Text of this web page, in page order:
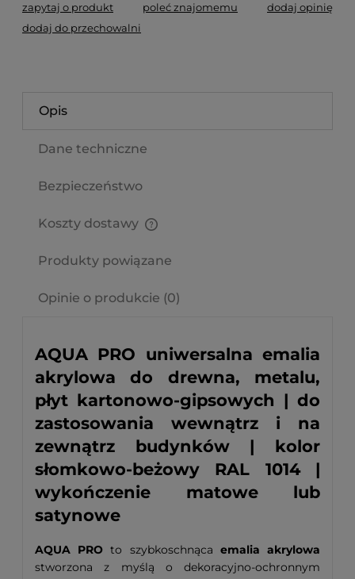
zapytaj o produkt poleć znajomemu
dodaj opinię
dodaj do przechowalni
Opis
Dane techniczne
Bezpieczeństwo
Koszty dostawy
Produkty powiązane
Opinie o produkcie (0)
AQUA PRO uniwersalna emalia
akrylowa do drewna, metalu,
płyt kartonowo-gipsowych | do
zastosowania wewnątrz i na
zewnątrz budynków | kolor
słomkowo-beżowy RAL 1014 |
wykończenie matowe lub
satynowe
AQUA PRO to szybkoschnąca emalia akrylowa
stworzona z myślą o dekoracyjno-ochronnym